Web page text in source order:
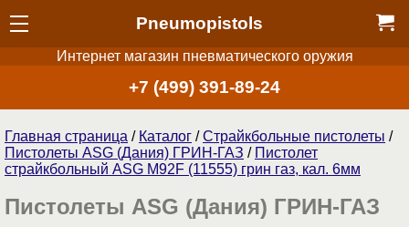
Pneumopistols
Интернет магазин пневматического оружия
+7 (499) 391-89-24
Главная страница / Каталог /Страйкбольные пистолеты /
Пистолеты ASG (Дания) ГРИН-ГАЗ / Пистолет
страйкбольный ASG M92F (11555) грин газ, кал. 6мм
Пистолеты ASG (Дания) ГРИН-ГАЗ